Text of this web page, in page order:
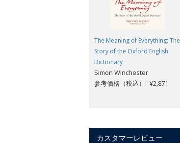
The Meaning of Everything: The
Story of the Oxford English
Dictionary
Simon Winchester
参考価格（税込）: ¥2,871
カスタマーレビュー